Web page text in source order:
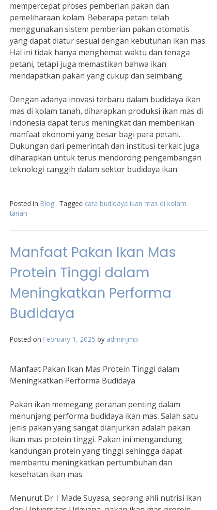
mempercepat proses pemberian pakan dan
pemeliharaan kolam. Beberapa petani telah
menggunakan sistem pemberian pakan otomatis
yang dapat diatur sesuai dengan kebutuhan ikan mas.
Hal ini tidak hanya menghemat waktu dan tenaga
petani, tetapi juga memastikan bahwa ikan
mendapatkan pakan yang cukup dan seimbang.
Dengan adanya inovasi terbaru dalam budidaya ikan
mas di kolam tanah, diharapkan produksi ikan mas di
Indonesia dapat terus meningkat dan memberikan
manfaat ekonomi yang besar bagi para petani.
Dukungan dari pemerintah dan institusi terkait juga
diharapkan untuk terus mendorong pengembangan
teknologi canggih dalam sektor budidaya ikan.
Posted in Blog Tagged cara budidaya ikan mas di kolam
tanah
Manfaat Pakan Ikan Mas
Protein Tinggi dalam
Meningkatkan Performa
Budidaya
Posted on February 1, 2025 by adminjmp
Manfaat Pakan Ikan Mas Protein Tinggi dalam
Meningkatkan Performa Budidaya
Pakan ikan memegang peranan penting dalam
menunjang performa budidaya ikan mas. Salah satu
jenis pakan yang sangat dianjurkan adalah pakan
ikan mas protein tinggi. Pakan ini mengandung
kandungan protein yang tinggi sehingga dapat
membantu meningkatkan pertumbuhan dan
kesehatan ikan mas.
Menurut Dr. I Made Suyasa, seorang ahli nutrisi ikan